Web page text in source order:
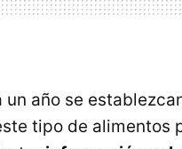
año se
tipo de alimentos